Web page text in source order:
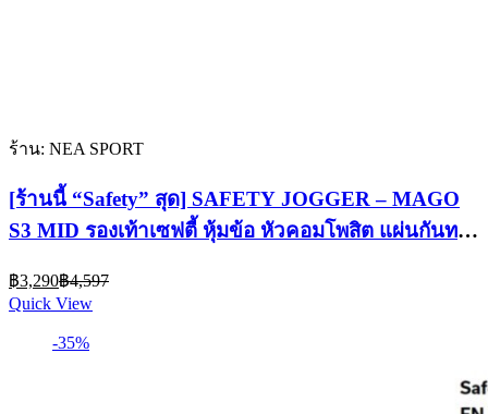
ร้าน: NEA SPORT
[ร้านนี้ “Safety” สุด] SAFETY JOGGER – MAGO
S3 MID รองเท้าเซฟตี้ หุ้มข้อ หัวคอมโพสิต แผ่นกันทะ
฿3,290Current
price
is:
฿3,290.
฿4,597Original
Quick View
-35%